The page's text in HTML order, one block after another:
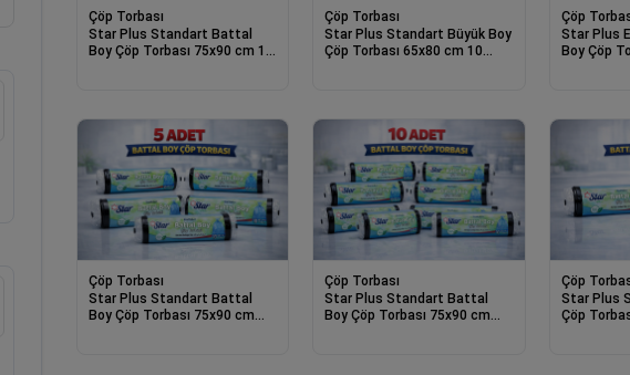
Çöp Torbası
Star Plus Standart Battal
Boy Çöp Torbası 75x90 cm 10
Çöp Torbası
Star Plus Standart Büyük Boy
Çöp Torbası 65x80 cm 10
Çöp
Star Plus
Boy Çöp
Çöp Torbası
Star Plus Standart Battal
Boy Çöp Torbası 75x90 cm
Çöp Torbası
Star Plus Standart Battal
Boy Çöp Torbası 75x90 cm
Çöp
Star Plus
Çöp